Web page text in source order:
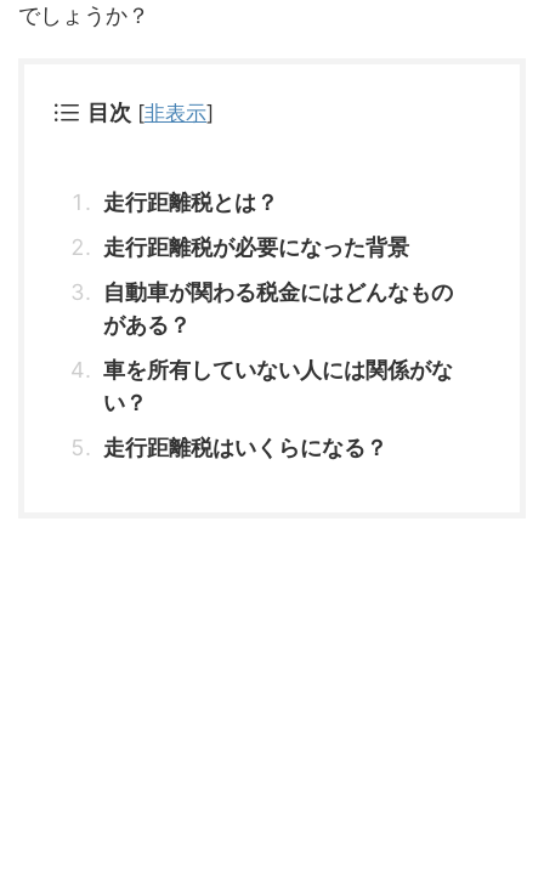
でしょうか？
目次 [非表示]
走行距離税とは？
走行距離税が必要になった背景
自動車が関わる税金にはどんなもの
がある？
車を所有していない人には関係がな
い？
走行距離税はいくらになる？